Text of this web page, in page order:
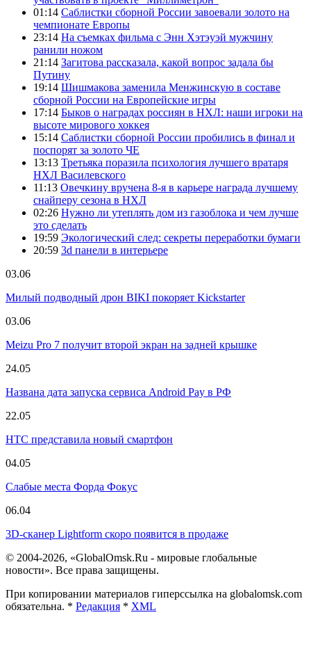
01:14 Саблистки сборной России завоевали золото на
чемпионате Европы
23:14 На съемках фильма с Энн Хэтэуэй мужчину
ранили ножом
21:14 Загитова рассказала, какой вопрос задала бы
Путину
19:14 Шишмакова заменила Менжинскую в составе
сборной России на Европейские игры
17:14 Быков о наградах россиян в НХЛ: наши игроки на
высоте мирового хоккея
15:14 Саблистки сборной России пробились в финал и
поспорят за золото ЧЕ
13:13 Третьяка поразила психология лучшего вратаря
НХЛ Василевского
11:13 Овечкину вручена 8-я в карьере награда лучшему
снайперу сезона в НХЛ
02:26 Нужно ли утеплять дом из газоблока и чем лучше
это сделать
19:59 Экологический след: секреты переработки бумаги
20:59 3d панели в интерьере
03.06
Милый подводный дрон BIKI покоряет Kickstarter
03.06
Meizu Pro 7 получит второй экран на задней крышке
24.05
Названа дата запуска сервиса Android Pay в РФ
22.05
HTC представила новый смартфон
04.05
Слабые места Форда Фокус
06.04
3D-сканер Lightform скоро появится в продаже
© 2004-2026, «GlobalOmsk.Ru - мировые глобальные
новости». Все права защищены.
При копировании материалов гиперссылка на globalomsk.com
обязательна. * Редакция * XML